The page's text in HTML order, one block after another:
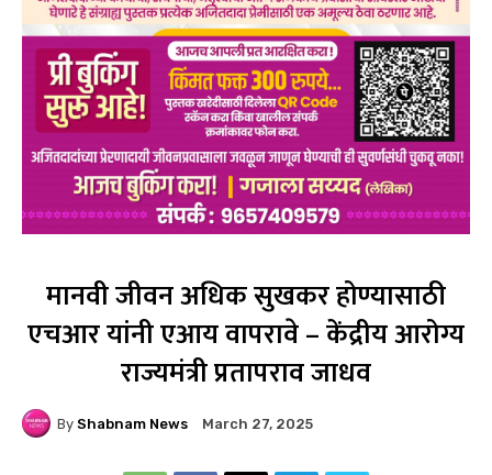
मानवी जीवन अधिक सुखकर होण्यासाठी
एचआर यांनी एआय वापरावे – केंद्रीय आरोग्य
राज्यमंत्री प्रतापराव जाधव
By Shabnam News March 27, 2025